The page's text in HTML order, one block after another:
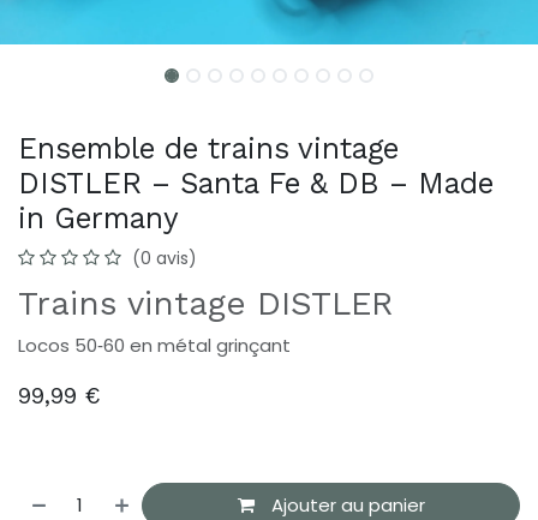
Ensemble de trains vintage
DISTLER – Santa Fe & DB – Made
in Germany
(0 avis)
Trains vintage DISTLER
Locos 50‑60 en métal grinçant
99,99 €
Ajouter au panier